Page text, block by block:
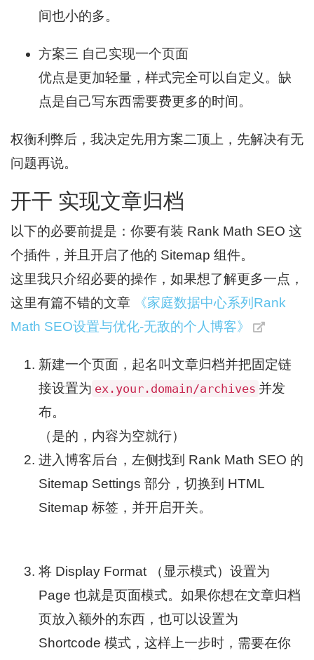
间也小的多。
方案三 自己实现一个页面
优点是更加轻量，样式完全可以自定义。缺
点是自己写东西需要费更多的时间。
权衡利弊后，我决定先用方案二顶上，先解决有无
问题再说。
开干 实现文章归档
以下的必要前提是：你要有装 Rank Math SEO 这
个插件，并且开启了他的 Sitemap 组件。
这里我只介绍必要的操作，如果想了解更多一点，
这里有篇不错的文章
《家庭数据中心系列Rank
Math SEO设置与优化-无敌的个人博客》
新建一个页面，起名叫文章归档并把固定链
接设置为 ex.your.domain/archives 并发
布。
（是的，内容为空就行）
进入博客后台，左侧找到 Rank Math SEO 的
Sitemap Settings 部分，切换到 HTML
Sitemap 标签，并开启开关。
将 Display Format （显示模式）设置为
Page 也就是页面模式。如果你想在文章归档
页放入额外的东西，也可以设置为
Shortcode 模式，这样上一步时，需要在你